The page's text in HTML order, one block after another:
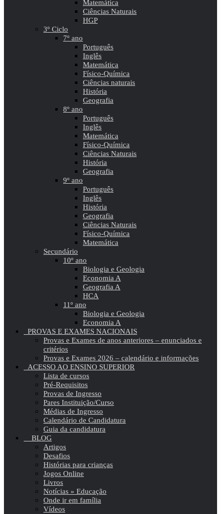
Matemática
Ciências Naturais
HGP
3º Ciclo
7º ano
Português
Inglês
Matemática
Físico-Química
Ciências naturais
História
Geografia
8º ano
Português
Inglês
Matemática
Físico-Química
Ciências Naturais
História
Geografia
9º ano
Português
Inglês
História
Geografia
Ciências Naturais
Físico-Química
Matemática
Secundário
10º ano
Biologia e Geologia
Economia A
Geografia A
HCA
11º ano
Biologia e Geologia
Economia A
PROVAS E EXAMES NACIONAIS
Provas e Exames de anos anteriores – enunciados e
critérios
Provas e Exames 2026 – calendário e informações
ACESSO AO ENSINO SUPERIOR
Lista de cursos
Pré-Requisitos
Provas de Ingresso
Pares Instituição/Curso
Médias de Ingresso
Calendário de Candidatura
Guia da candidatura
BLOG
Artigos
Desafios
Histórias para crianças
Jogos Online
Livros
Notícias » Educação
Onde ir em família
Vídeos